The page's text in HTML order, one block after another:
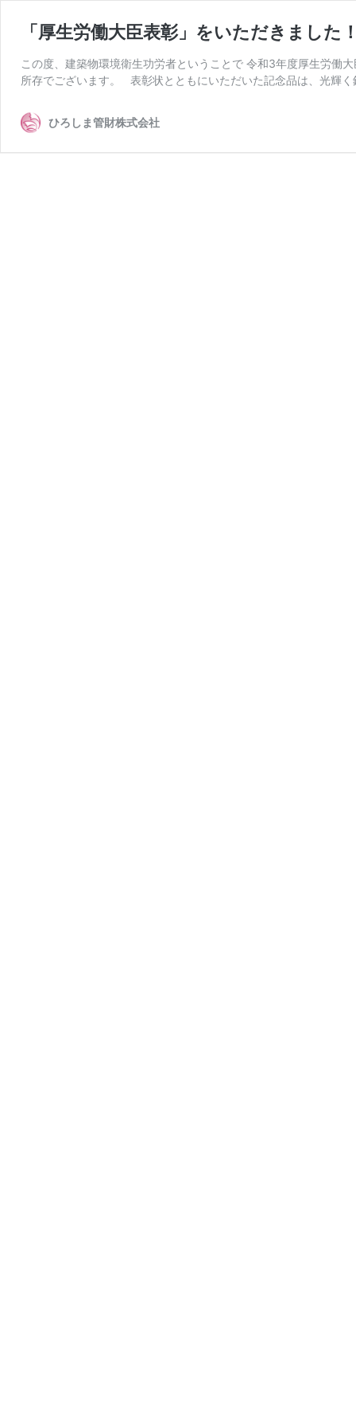
「厚生労働大臣表彰」をいただきました
この度、建築物環境衛生功労者ということで 令和3年度厚生労働
所存でございます。 表彰状とともにいただいた記念品は、光輝
ひろしま管財株式会社